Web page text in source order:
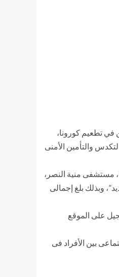
في تطعيم كورونا،
والتأمين الأمنى
أجا، مستشفى منية النصر،
وبذلك بلغ إجمالى
على الموقع
بين الأفراد فى